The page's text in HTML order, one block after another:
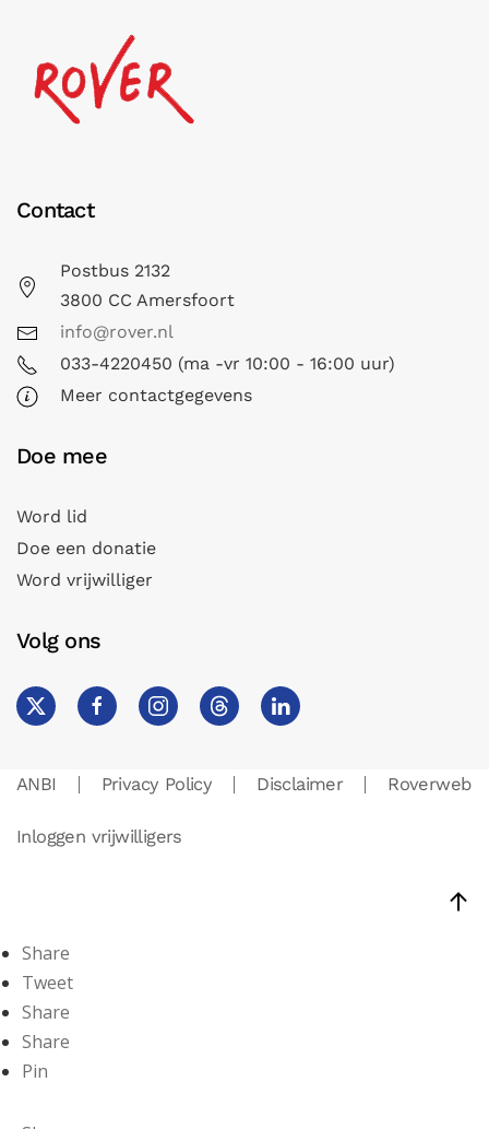
Contact
Postbus 2132
3800 CC Amersfoort
info@rover.nl
033-4220450 (ma -vr 10:00 - 16:00 uur)
Meer contactgegevens
Doe mee
Word lid
Doe een donatie
Word vrijwilliger
Volg ons
ANBI Privacy Policy Disclaimer Roverweb
Inloggen vrijwilligers
Share
Tweet
Share
Share
Pin